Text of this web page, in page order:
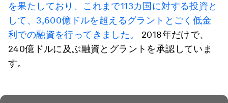
を果たしており、これまで113カ国に対する投資と
して、3,600億ドルを超えるグラントとごく低金
利での融資を行ってきました。 2018年だけで、
240億ドルに及ぶ融資とグラントを承認していま
す。